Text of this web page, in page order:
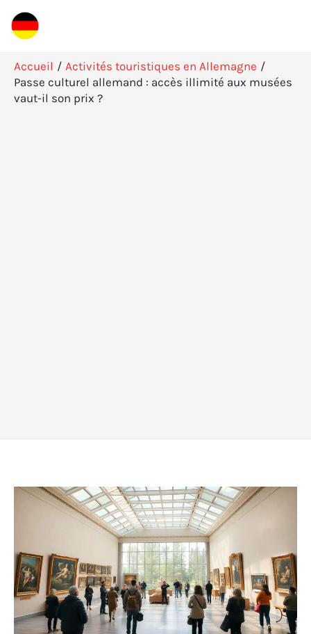
Aller
au
Accueil
Activités touristiques en Allemagne
Passe culturel allemand : accès illimité aux musées
vaut-il son prix ?
Rechercher